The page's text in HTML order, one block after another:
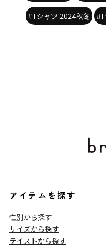
#Tシャツ 2024秋冬
アイテムを探す
性別から探す
サイズから探す
テイストから探す